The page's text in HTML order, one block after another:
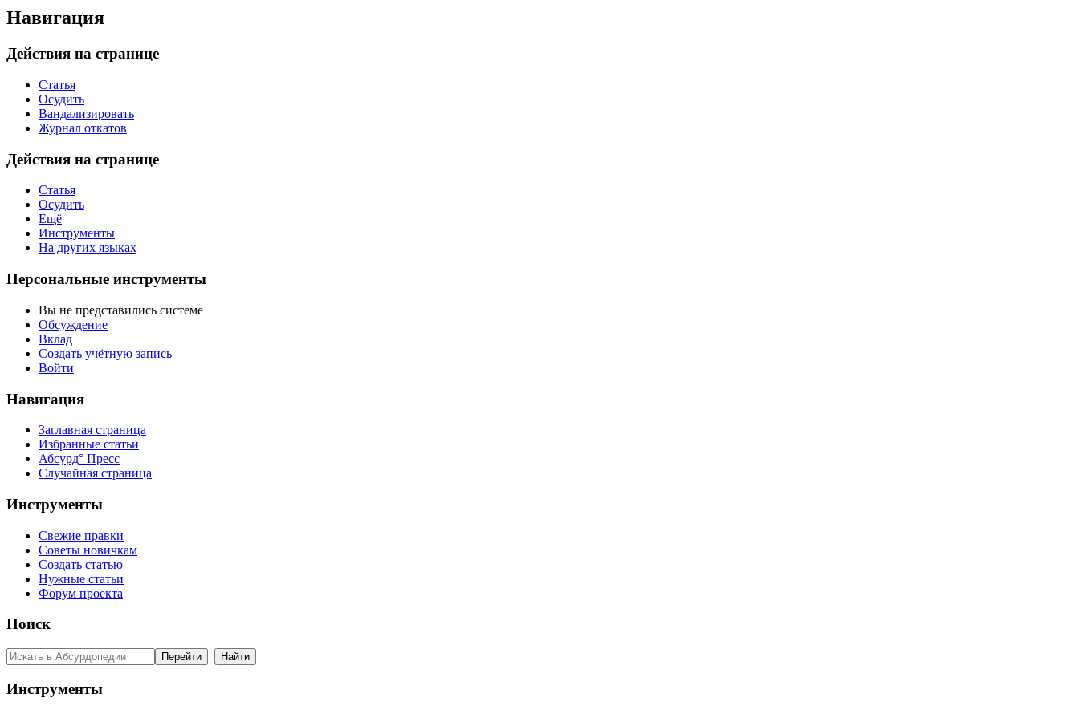
Навигация
Действия на странице
Статья
Осудить
Вандализировать
Журнал откатов
Действия на странице
Статья
Осудить
Ещё
Инструменты
На других языках
Персональные инструменты
Вы не представились системе
Обсуждение
Вклад
Создать учётную запись
Войти
Навигация
Заглавная страница
Избранные статьи
Абсурд° Пресс
Случайная страница
Инструменты
Свежие правки
Советы новичкам
Создать статью
Нужные статьи
Форум проекта
Поиск
Инструменты